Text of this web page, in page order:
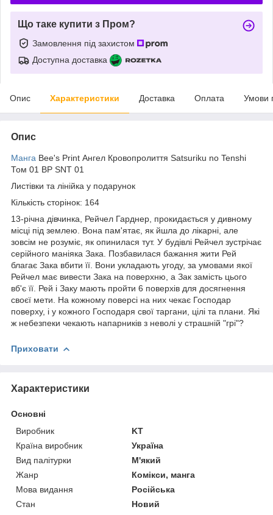
Що таке купити з Пром?
Замовлення під захистом
Доступна доставка
Опис Характеристики Доставка Оплата Умови
Опис
Манга Bee's Print Ангел Кровопролиття Satsuriku no Tenshi
Том 01 BP SNT 01
Листівки та лінійка у подарунок
Кількість сторінок: 164
13-річна дівчинка, Рейчел Гарднер, прокидається у дивному
місці під землею. Вона пам'ятає, як йшла до лікарні, але
зовсім не розуміє, як опинилася тут. У будівлі Рейчел зустрічає
серійного маніяка Зака. Позбавилася бажання жити Рей
благає Зака вбити її. Вони укладають угоду, за умовами якої
Рейчел має вивести Зака на поверхню, а Зак замість цього
вб'є її. Рей і Заку мають пройти 6 поверхів для досягнення
своєї мети. На кожному поверсі на них чекає Господар
поверху, і у кожного Господаря свої таргани, цілі та плани. Які
ж небезпеки чекають напарників з неволі у страшній "грі"?
Приховати
Характеристики
Основні
Виробник
KT
Країна виробник
Україна
Вид палітурки
М'який
Жанр
Комікси, манга
Мова видання
Російська
Стан
Новий